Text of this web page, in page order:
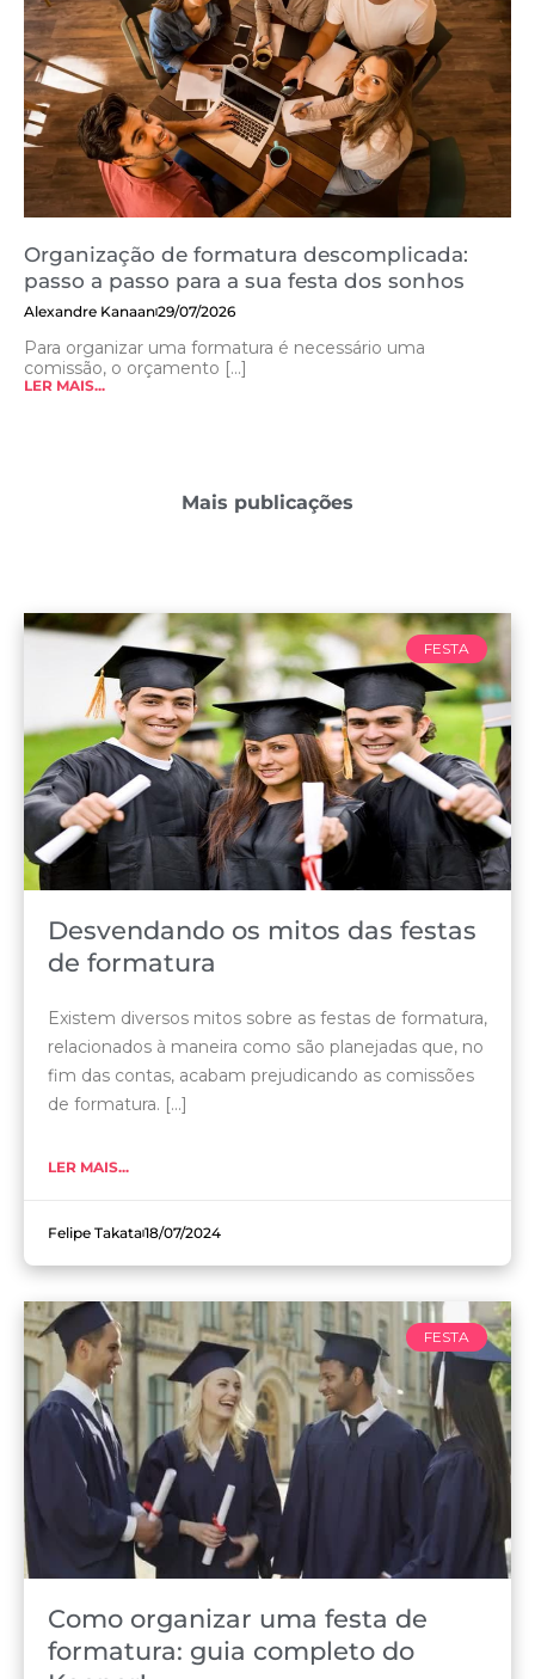
Organização de formatura descomplicada:
passo a passo para a sua festa dos sonhos
Alexandre Kanaan29/07/2026
Para organizar uma formatura é necessário uma
comissão, o orçamento [...]
LER MAIS...
Mais publicações
FESTA
Desvendando os mitos das festas
de formatura
Existem diversos mitos sobre as festas de formatura,
relacionados à maneira como são planejadas que, no
fim das contas, acabam prejudicando as comissões
de formatura. [...]
LER MAIS...
Felipe Takata18/07/2024
FESTA
Como organizar uma festa de
formatura: guia completo do